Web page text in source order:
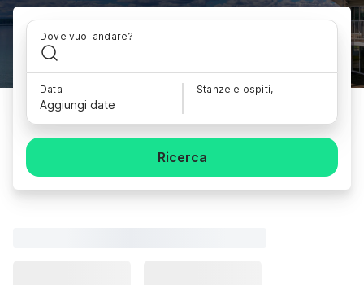
Dove vuoi andare?
Data
Aggiungi date
Stanze e ospiti,
Ricerca